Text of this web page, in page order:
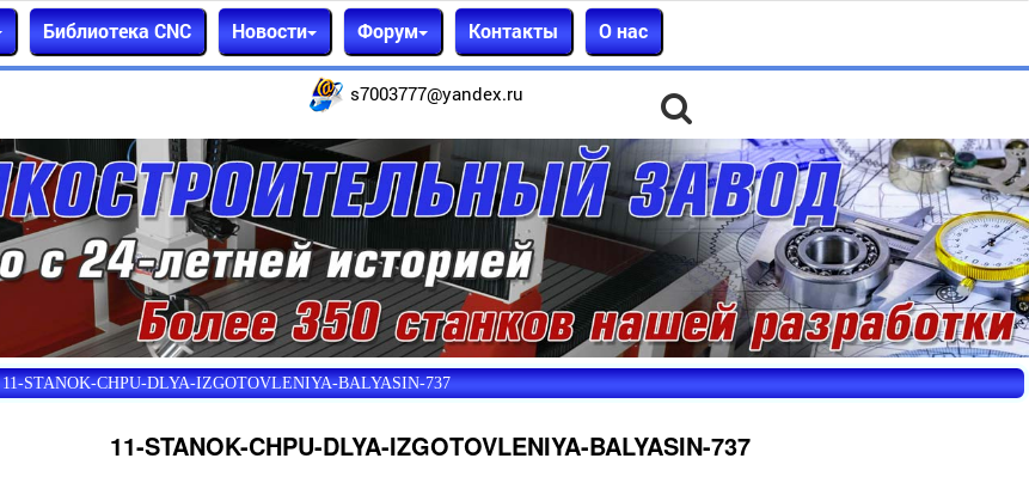
Библиотека CNC Новости Форум Контакты О нас
s7003777@yandex.ru
11-STANOK-CHPU-DLYA-IZGOTOVLENIYA-BALYASIN-737
11-STANOK-CHPU-DLYA-IZGOTOVLENIYA-BALYASIN-737